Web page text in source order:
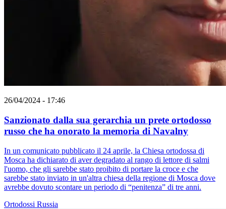
26/04/2024 - 17:46
Sanzionato dalla sua gerarchia un prete ortodosso
russo che ha onorato la memoria di Navalny
In un comunicato pubblicato il 24 aprile, la Chiesa ortodossa di
Mosca ha dichiarato di aver degradato al rango di lettore di salmi
l'uomo, che gli sarebbe stato proibito di portare la croce e che
sarebbe stato inviato in un'altra chiesa della regione di Mosca dove
avrebbe dovuto scontare un periodo di “penitenza” di tre anni.
Ortodossi Russia